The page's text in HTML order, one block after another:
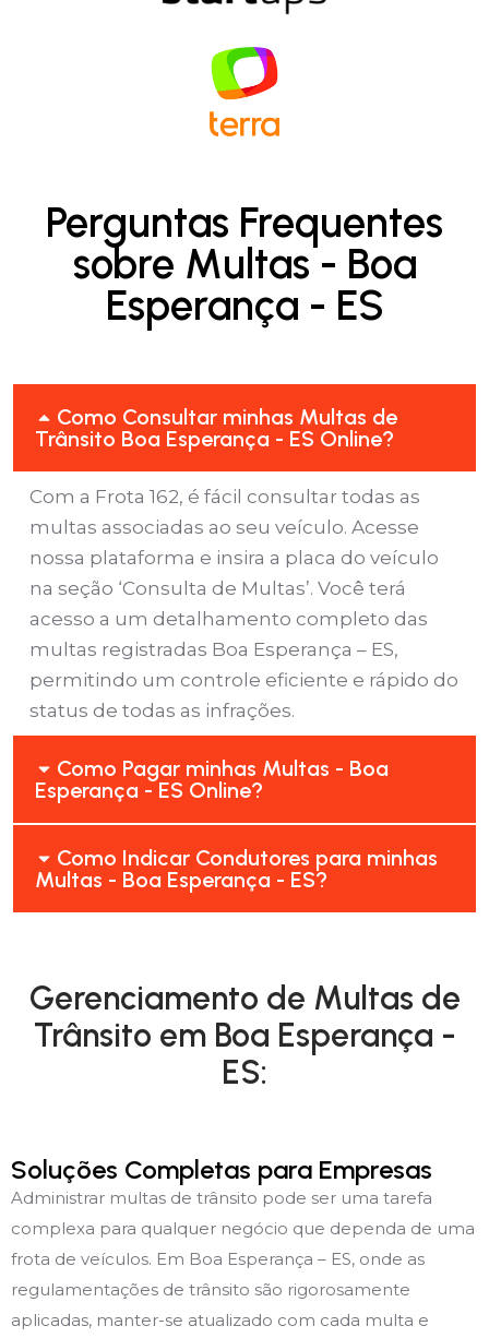
Perguntas Frequentes
sobre Multas - Boa
Esperança - ES
Como Consultar minhas Multas de
Trânsito Boa Esperança - ES Online?
Com a Frota 162, é fácil consultar todas as
multas associadas ao seu veículo. Acesse
nossa plataforma e insira a placa do veículo
na seção ‘Consulta de Multas’. Você terá
acesso a um detalhamento completo das
multas registradas Boa Esperança – ES,
permitindo um controle eficiente e rápido do
status de todas as infrações.
Como Pagar minhas Multas - Boa
Esperança - ES Online?
Como Indicar Condutores para minhas
Multas - Boa Esperança - ES?
Gerenciamento de Multas de
Trânsito em Boa Esperança -
ES:
Soluções Completas para Empresas
Administrar multas de trânsito pode ser uma tarefa
complexa para qualquer negócio que dependa de uma
frota de veículos. Em Boa Esperança – ES, onde as
regulamentações de trânsito são rigorosamente
aplicadas, manter-se atualizado com cada multa e